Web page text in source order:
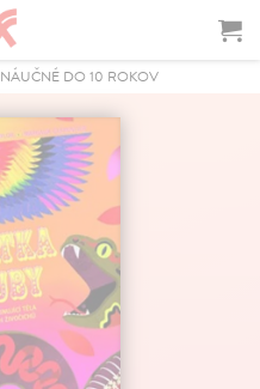
NÁUČNÉ DO 10 ROKOV